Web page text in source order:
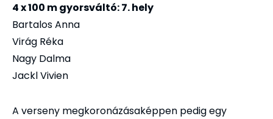
4 x 100 m gyorsváltó: 7. hely
Bartalos Anna
Virág Réka
Nagy Dalma
Jackl Vivien
A verseny megkoronázásaképpen pedig egy